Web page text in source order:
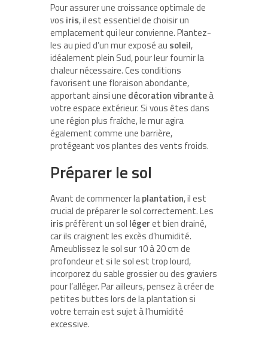
Pour assurer une croissance optimale de
vos iris, il est essentiel de choisir un
emplacement qui leur convienne. Plantez-
les au pied d’un mur exposé au soleil,
idéalement plein Sud, pour leur fournir la
chaleur nécessaire. Ces conditions
favorisent une floraison abondante,
apportant ainsi une décoration vibranteà
votre espace extérieur. Si vous êtes dans
une région plus fraîche, le mur agira
également comme une barrière,
protégeant vos plantes des vents froids.
Préparer le sol
Avant de commencer laplantation, il est
crucial de préparer le sol correctement. Les
irispréfèrent un sol légeret bien drainé,
car ils craignent les excès d’humidité.
Ameublissez le sol sur 10 à 20 cm de
profondeur et si le sol est trop lourd,
incorporez du sable grossier ou des graviers
pour l’alléger. Par ailleurs, pensez à créer de
petites buttes lors de la plantation si
votre terrain est sujet à l’humidité
excessive.